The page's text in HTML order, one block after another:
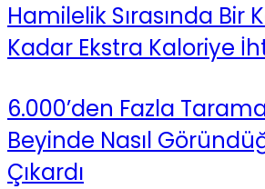
Hamilelik Sırasında Bir
Kadar Ekstra Kaloriye
6.000’den Fazla Tarama
Beyinde Nasıl
Çıkardı